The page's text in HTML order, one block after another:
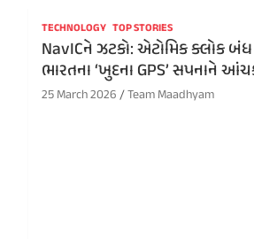
TECHNOLOGY TOP STORIES
NavICને ઝટકો: એટોમિક ક્લોક
ભારતના ‘ખુદના GPS’ સપનાને
25 March 2026 Team Maadhyam